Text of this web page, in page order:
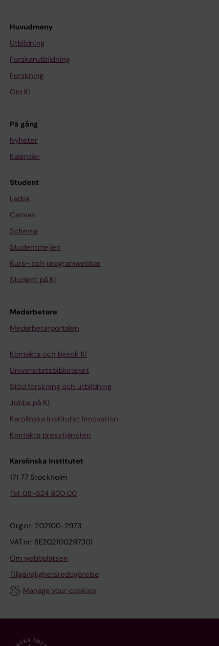
Huvudmeny
Utbildning
Forskarutbildning
Forskning
Om KI
På gång
Nyheter
Kalender
Student
Ladok
Canvas
Schema
Studentmejlen
Kurs- och programwebbar
Student på KI
Medarbetare
Medarbetarportalen
Kontakta och besök KI
Universitetsbiblioteket
Stöd forskning och utbildning
Jobba på KI
Karolinska Institutet Innovation
Kontakta presstjänsten
Karolinska Institutet
171 77 Stockholm
Tel: 08-524 800 00
Org.nr: 202100-2973
VAT.nr: SE202100297301
Om webbplatsen
Tillgänglighetsredogörelse
Manage your cookies